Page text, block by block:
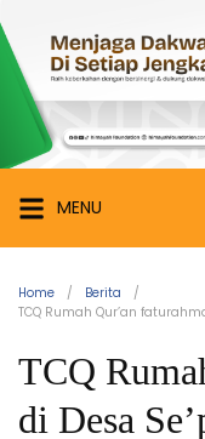
to
content
Himayah
Foundation
Menjaga
Dakwah
di
Setiap
Jengkal
MENU
Home
Berita
TCQ Rumah Qur’an
TCQ
di Desa